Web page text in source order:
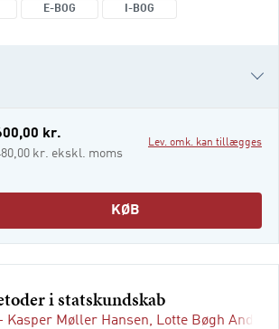
Arts-Based Research og
inspireret metod
E-BOG I-BOG
kr.
kr. ekskl. moms
Lev. omk. kan tillægges
KØB
i statskundskab
Kasper Møller Hansen, Lotte Bøgh